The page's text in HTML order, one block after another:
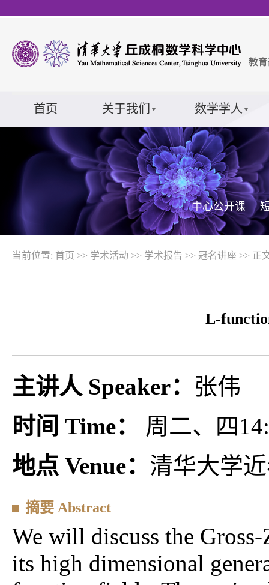
首页 关于我们 数学学人
中心公开课
当前位置: 首页 >> 学术活动 >> 学术报告 >> 冠名讲座 >> 正
L-
主讲人 Speaker： 张伟
时间 Time： 周二、四
地点 Venue： 清华大学
摘要 Abstract
We will discuss the
its high dimensional